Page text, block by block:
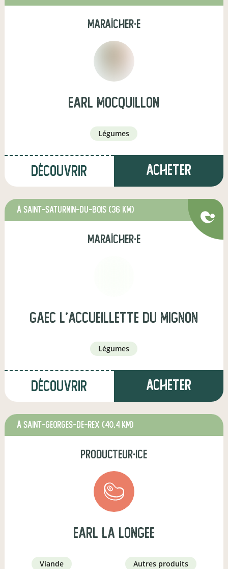
maraîcher·e
EARL MOCQUILLON
légumes
Découvrir Acheter
à Saint-Saturnin-du-Bois (36 km)
maraîcher·e
gaec l'accueillette du mignon
légumes
Découvrir Acheter
à Saint-Georges-de-Rex (40,4 km)
producteur·ice
earl la longee
viande autres produits